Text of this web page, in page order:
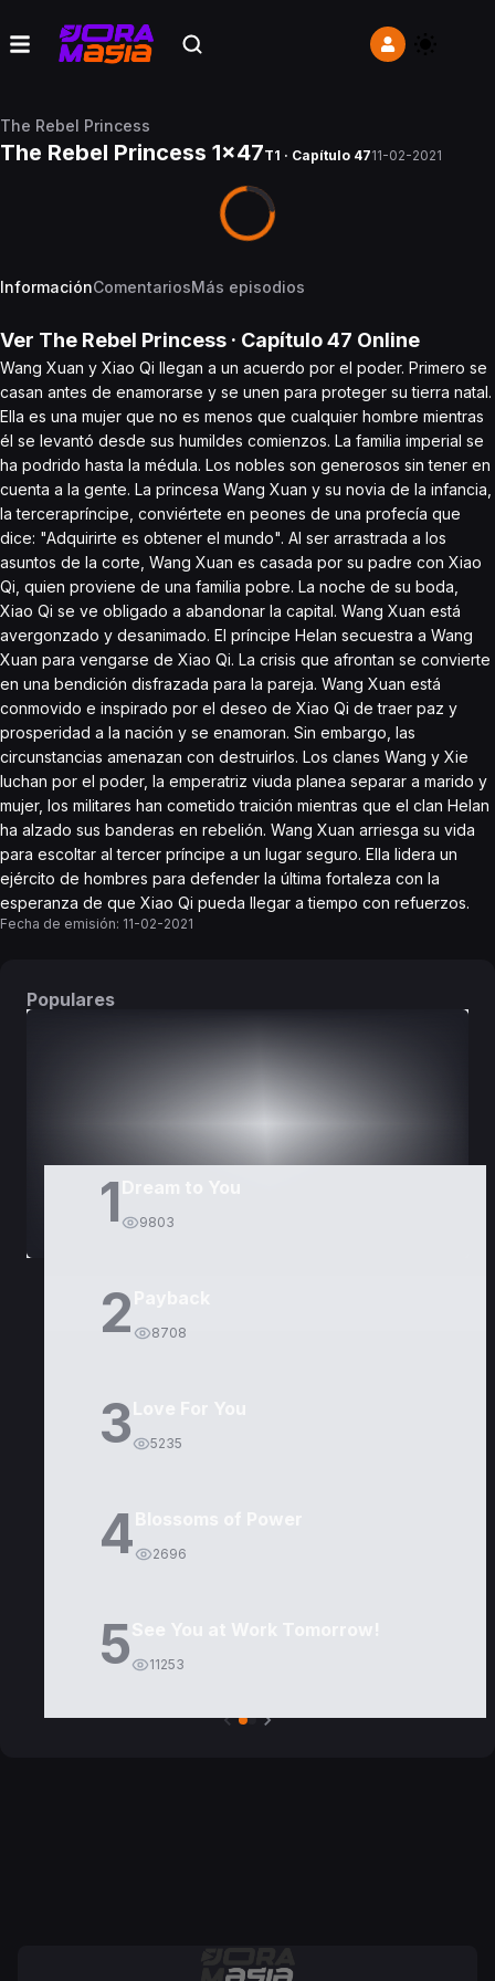
The Rebel Princess
The Rebel Princess 1x47T1 · Capítulo 4711-02-2021
InformaciónComentariosMás episodios
Ver The Rebel Princess · Capítulo47 Online
Wang Xuan y Xiao Qi llegan a un acuerdo por el poder. Primero se
casan antes de enamorarse y se unen para proteger su tierra natal.
Ella es una mujer que no es menos que cualquier hombre mientras
él se levantó desde sus humildes comienzos. La familia imperial se
ha podrido hasta la médula. Los nobles son generosos sin tener en
cuenta a la gente. La princesa Wang Xuan y su novia de la infancia,
la tercerapríncipe, conviértete en peones de una profecía que
dice: "Adquirirte es obtener el mundo". Al ser arrastrada a los
asuntos de la corte, Wang Xuan es casada por su padre con Xiao
Qi, quien proviene de una familia pobre. La noche de su boda,
Xiao Qi se ve obligado a abandonar la capital. Wang Xuan está
avergonzado y desanimado. El príncipe Helan secuestra a Wang
Xuan para vengarse de Xiao Qi. La crisis que afrontan se convierte
en una bendición disfrazada para la pareja. Wang Xuan está
conmovido e inspirado por el deseo de Xiao Qi de traer paz y
prosperidad a la nación y se enamoran. Sin embargo, las
circunstancias amenazan con destruirlos. Los clanes Wang y Xie
luchan por el poder, la emperatriz viuda planea separar a marido y
mujer, los militares han cometido traición mientras que el clan Helan
ha alzado sus banderas en rebelión. Wang Xuan arriesga su vida
para escoltar al tercer príncipe a un lugar seguro. Ella lidera un
ejército de hombres para defender la última fortaleza con la
esperanza de que Xiao Qi pueda llegar a tiempo con refuerzos.
Fecha de emisión: 11-02-2021
Populares
1 9803
2 8708
3 5235
4 2696
5 11253